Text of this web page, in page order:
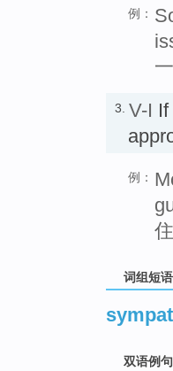
例：
3. V-I
例：
词组短语
双语例句